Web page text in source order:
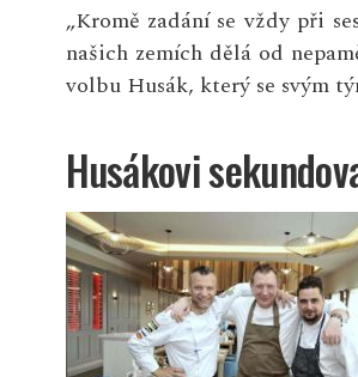
„Kromě zadání se vždy při
našich zemích dělá od
volbu Husák, který se svým
Husákovi